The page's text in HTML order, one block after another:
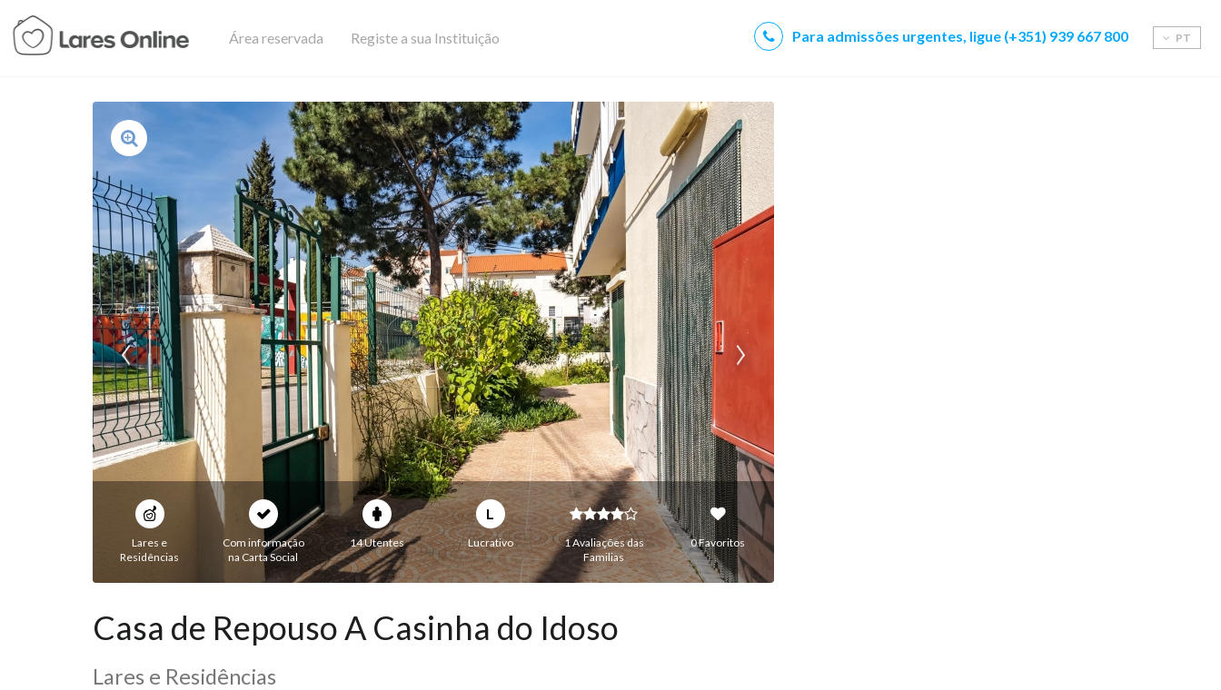
Área reservada Registe a sua Instituição PT
Para admissões urgentes, ligue (+351) 939 667 800
Lares e
Residências
Com informação
na Carta Social
14 Utentes
L
Lucrativo
1 Avaliações das
Familias
0 Favoritos
Casa de Repouso A Casinha do Idoso
Lares e Residências